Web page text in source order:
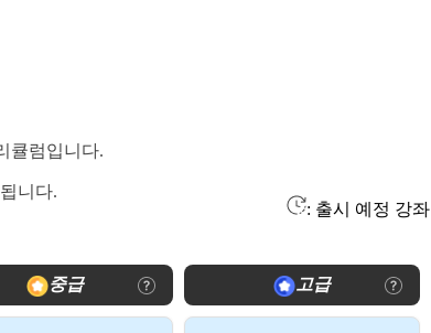
큘럼입니다.
니다.
: 출시 예정 강좌
중급 고급